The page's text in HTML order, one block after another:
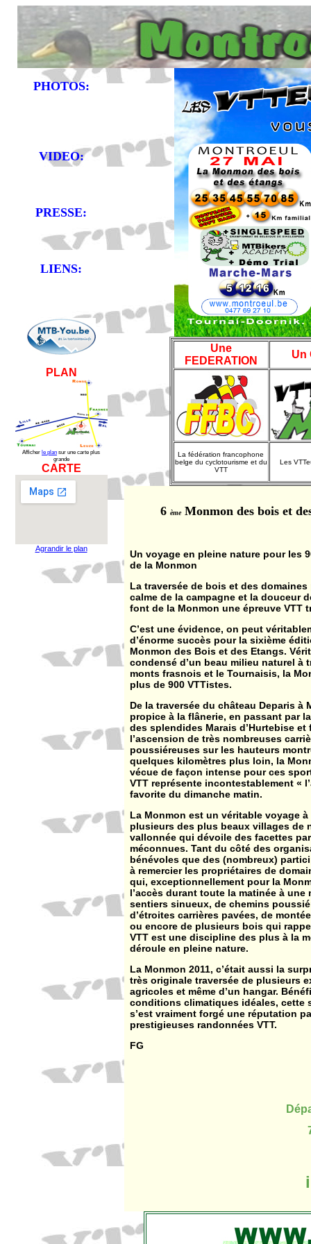
PHOTOS:
VIDEO:
PRESSE:
LIENS:
PLAN
Afficher le plan sur une carte plus
grande
CARTE
Agrandir le plan
Une
FEDERATION
Un
La fédération francophone
belge du cyclotourisme et du
VTT
Les
6 èmeMonmon des bois et
Un voyage en pleine nature pour les
de la Monmon
La traversée de bois et des domaines
calme de la campagne et la douceur
font de la Monmon une épreuve VTT
C’est une évidence, on peut
d’énorme succès pour la sixième
Monmon des Bois et des Etangs.
condensé d’un beau milieu naturel à
monts frasnois et le Tournaisis, la
plus de 900 VTTistes.
De la traversée du château Deparis à
propice à la flânerie, en passant par
des splendides Marais d’Hurtebise et
l’ascension de très nombreuses
poussiéreuses sur les hauteurs
quelques kilomètres plus loin, la
vécue de façon intense pour ces
VTT représente incontestablement «
favorite du dimanche matin.
La Monmon est un véritable voyage à
plusieurs des plus beaux villages de
vallonnée qui dévoile des facettes
méconnues. Tant du côté des
bénévoles que des (nombreux)
à remercier les propriétaires de
qui, exceptionnellement pour la
l’accès durant toute la matinée à une
sentiers sinueux, de chemins
d’étroites carrières pavées, de
ou encore de plusieurs bois qui
VTT est une discipline des plus à la
déroule en pleine nature.
La Monmon 2011, c’était aussi la
très originale traversée de plusieurs
agricoles et même d’un hangar.
conditions climatiques idéales, cette
s’est vraiment forgé une réputation
prestigieuses randonnées VTT.
FG